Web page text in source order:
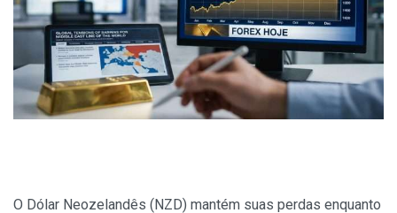
O Dólar Neozelandês (NZD) mantém suas perdas enquanto